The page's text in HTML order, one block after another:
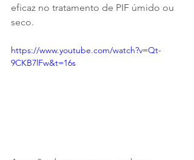
eficaz no tratamento de PIF úmido ou
seco.
https://www.youtube.com/watch?v=Qt-
9CKB7lFw&t=16s